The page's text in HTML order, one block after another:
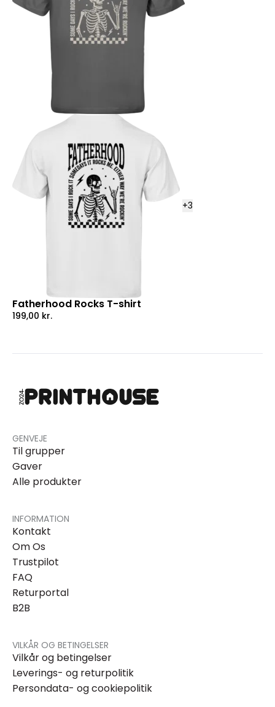
+3
Fatherhood Rocks T-shirt
199,00 kr.
GENVEJE
Til grupper
Gaver
Alle produkter
INFORMATION
Kontakt
Om Os
Trustpilot
FAQ
Returportal
B2B
VILKÅR OG BETINGELSER
Vilkår og betingelser
Leverings- og returpolitik
Persondata- og cookiepolitik